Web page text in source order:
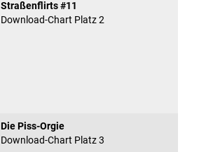
Straßenflirts #11
Download-Chart Platz 2
Die Piss-Orgie
Download-Chart Platz 3